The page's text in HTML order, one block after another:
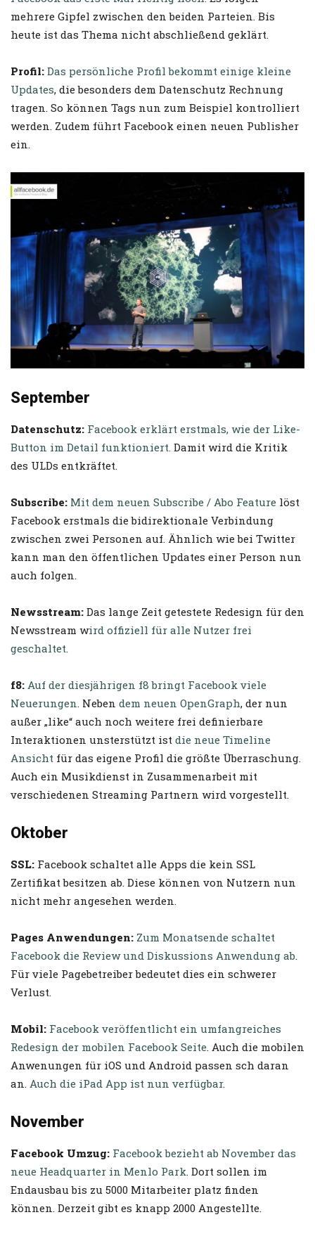
mehrere Gipfel zwischen den beiden Parteien. Bis
heute ist das Thema nicht abschließend geklärt.
Profil: Das persönliche Profil bekommt einige kleine
Updates, die besonders dem Datenschutz Rechnung
tragen. So können Tags nun zum Beispiel kontrolliert
werden. Zudem führt Facebook einen neuen Publisher
ein.
September
Datenschutz: Facebook erklärt erstmals, wie der Like-
Button im Detail funktioniert. Damit wird die Kritik
des ULDs entkräftet.
Subscribe: Mit dem neuen Subscribe / Abo Feature löst
Facebook erstmals die bidirektionale Verbindung
zwischen zwei Personen auf. Ähnlich wie bei Twitter
kann man den öffentlichen Updates einer Person nun
auch folgen.
Newsstream: Das lange Zeit getestete Redesign für den
Newsstream wird offiziell für alle Nutzer frei
geschaltet.
f8: Auf der diesjährigen f8 bringt Facebook viele
Neuerungen. Neben dem neuen OpenGraph, der nun
außer „like“ auch noch weitere frei definierbare
Interaktionen unsterstützt ist die neue Timeline
Ansicht für das eigene Profil die größte Überraschung.
Auch ein Musikdienst in Zusammenarbeit mit
verschiedenen Streaming Partnern wird vorgestellt.
Oktober
SSL: Facebook schaltet alle Apps die kein SSL
Zertifikat besitzen ab. Diese können von Nutzern nun
nicht mehr angesehen werden.
Pages Anwendungen: Zum Monatsende schaltet
Facebook die Review und Diskussions Anwendung ab.
Für viele Pagebetreiber bedeutet dies ein schwerer
Verlust.
Mobil: Facebook veröffentlicht ein umfangreiches
Redesign der mobilen Facebook Seite. Auch die mobilen
Anwenungen für iOS und Android passen sch daran
an. Auch die iPad App ist nun verfügbar.
November
Facebook Umzug: Facebook bezieht ab November das
neue Headquarter in Menlo Park. Dort sollen im
Endausbau bis zu 5000 Mitarbeiter platz finden
können. Derzeit gibt es knapp 2000 Angestellte.